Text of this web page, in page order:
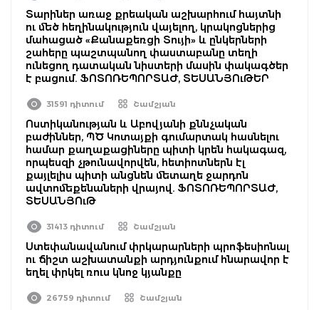
Տարիներ առաջ քրեական աշխարհում հայտնի
ու մեծ հեղինակություն վայելող, կրակոցներից
մահացած «Քանաքեռցի Տույի» և ընկերների
շահերը պաշտպանող փաստաբանը տեղի
ունեցող դատական նիստերի մասին փակագծեր
է բացում. ՖՈՏՈՌԵՊՈՐՏԱԺ, ՏԵՍԱՆՅՈւԹԵՐ
31591 դիտում Շամշյան
Ոստիկանության և Աբովյանի քննչական
բաժիններ, ՊԾ Կոտայքի գումարտակ հասնելու
համար քաղաքացիները պիտի կրեն հակագազ,
որպեսզի չթունավորվեն, հետիոտներն էլ
քայլելիս պիտի անցնեն մետաղե ջարդոն
ավտոմեքենաների վրայով. ՖՈՏՈՌԵՊՈՐՏԱԺ,
ՏԵՍԱՆՅՈւԹ
31413 դիտում Շամշյան
Ստեփանավանում փրկարարների պրոֆեսիոնալ
ու ճիշտ աշխատանքի արդյունքում հնարավոր է
եղել փրկել ռուս կնոջ կյանքը
26759 դիտում Շամշյան